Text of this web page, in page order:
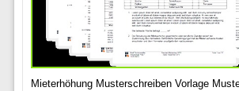
Mieterhöhung Musterschreiben Vorlage